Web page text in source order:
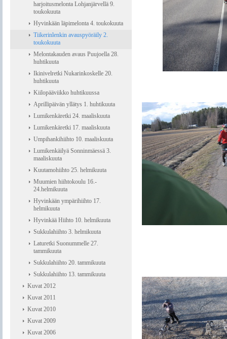
harjoitusmelonta Lohjanjärvellä 9.
toukokuuta
Hyvinkään läpimelonta 4. toukokuuta
Tiikerinlenkin avauspyöräily 2.
toukokuuta
Melontakauden avaus Puujoella 28.
huhtikuuta
Ikinivelretki Nukarinkoskelle 20.
huhtikuuta
Kiilopääviikko huhtikuussa
Aprillipäivän yllätys 1. huhtikuuta
Lumikenkäretki 24. maaliskuuta
Lumikenkäretki 17. maaliskuuta
Umpihankihiihto 10. maaliskuuta
Lumikenkäilyä Sonninmäessä 3.
maaliskuuta
Kuutamohiihto 25. helmikuuta
Muumien hiihtokoulu 16.-
24.helmikuuta
Hyvinkään ympärihiihto 17.
helmikuuta
Hyvinkää Hiihto 10. helmikuuta
Sukkulahiihto 3. helmikuuta
Laturetki Suonummelle 27.
tammikuuta
Sukkulahiihto 20. tammikuuta
Sukkulahiihto 13. tammikuuta
Kuvat 2012
Kuvat 2011
Kuvat 2010
Kuvat 2009
Kuvat 2006